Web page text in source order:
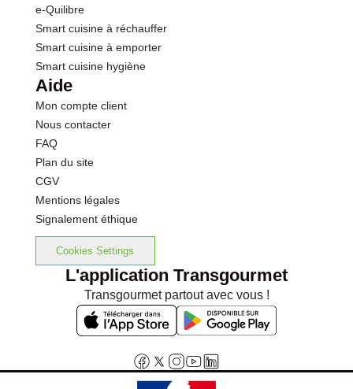
e-Quilibre
Smart cuisine à réchauffer
Smart cuisine à emporter
Smart cuisine hygiène
Aide
Mon compte client
Nous contacter
FAQ
Plan du site
CGV
Mentions légales
Signalement éthique
Cookies Settings
L'application Transgourmet
Transgourmet partout avec vous !